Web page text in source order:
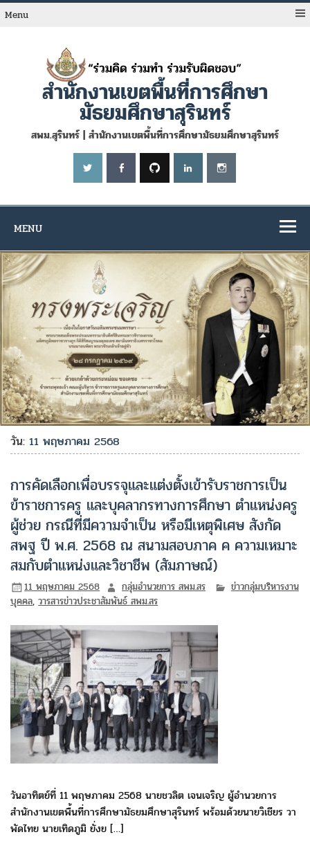
Skip
toMenu
สำนักงานเขตพื้นที่การศึกษา
มัธยมศึกษาสุรินทร์
สพม.สุรินทร์ | สำนักงานเขตพื้นที่การศึกษามัธยมศึกษาสุรินทร์
MENU
วัน:11 พฤษภาคม 2568
การคัดเลือกเพื่อบรรจุและแต่งตั้งเข้ารับราชการเป็น
ข้าราชการครู และบุคลากรทางการศึกษา ตำแหน่งครู
ผู้ช่วย กรณีที่มีความจำเป็น หรือมีเหตุพิเศษ สังกัด
สพฐ ปี พ.ศ. 2568 ณ สนามสอบภาค ค ความเหมาะ
สมกับตำแหน่งและวิชาชีพ (สัมภาษณ์)
11 พฤษภาคม 2568 กลุ่มอำนวยการ สพม.สร
ข่าวกลุ่มบริหารงาน
บุคคล,วารสารข่าวประชาสัมพันธ์ สพม.สร
วันอาทิตย์ที่ 11 พฤษภาคม 2568 นายชวลิต เจนเจริญ ผู้อำนวยการ
สำนักงานเขตพื้นที่การศึกษามัธยมศึกษาสุรินทร์ พร้อมด้วยนายวิเชียร วา
พัดไทย นายเทิดภูมิ ยั่งย […]